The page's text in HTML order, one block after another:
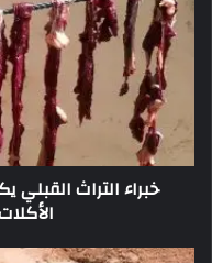
خبراء التراث